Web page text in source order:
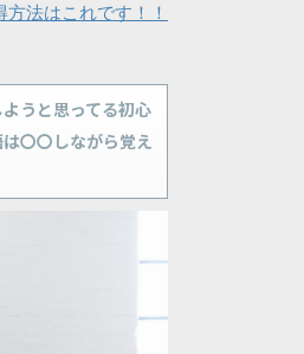
法はこれです！！
うと思ってる初心
〇〇しながら覚え